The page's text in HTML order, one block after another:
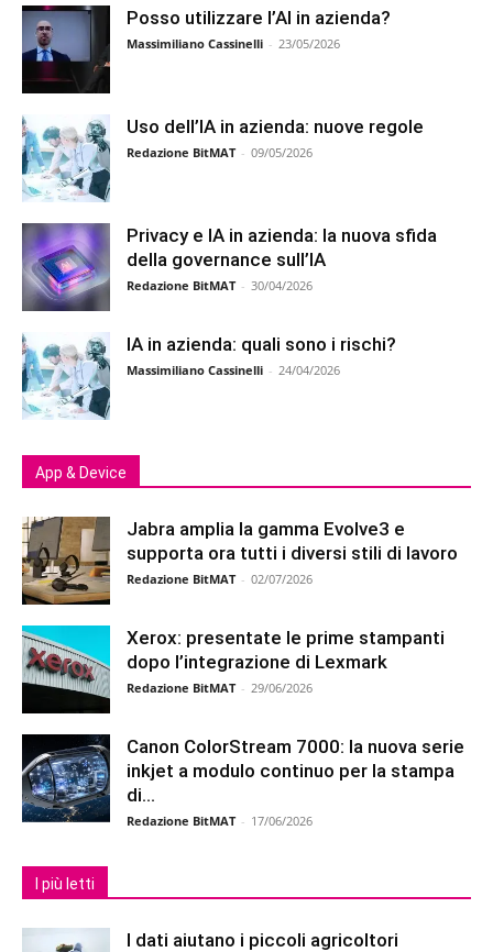
Posso utilizzare l’AI in azienda?
Massimiliano Cassinelli - 23/05/2026
Uso dell’IA in azienda: nuove regole
Redazione BitMAT - 09/05/2026
Privacy e IA in azienda: la nuova sfida
della governance sull’IA
Redazione BitMAT - 30/04/2026
IA in azienda: quali sono i rischi?
Massimiliano Cassinelli - 24/04/2026
App & Device
Jabra amplia la gamma Evolve3 e
supporta ora tutti i diversi stili di lavoro
Redazione BitMAT - 02/07/2026
Xerox: presentate le prime stampanti
dopo l’integrazione di Lexmark
Redazione BitMAT - 29/06/2026
Canon ColorStream 7000: la nuova serie
inkjet a modulo continuo per la stampa
di...
Redazione BitMAT - 17/06/2026
I più letti
I dati aiutano i piccoli agricoltori